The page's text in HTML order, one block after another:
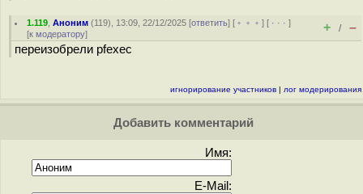
1.119 ,Аноним (119), 13:09, 22/12/2025 [ответить] [ ﹢﹢﹢] [ · · ·]
[к модератору] + / –
переизобрели pfexec
игнорирование участников | лог модерирования
Добавить комментарий
Имя:
E-Mail: